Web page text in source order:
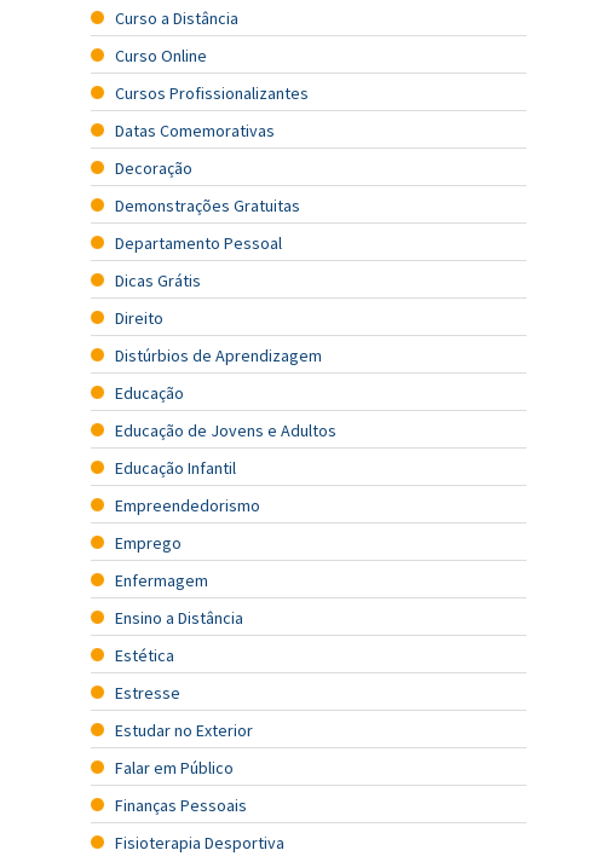
Curso a Distância
Curso Online
Cursos Profissionalizantes
Datas Comemorativas
Decoração
Demonstrações Gratuitas
Departamento Pessoal
Dicas Grátis
Direito
Distúrbios de Aprendizagem
Educação
Educação de Jovens e Adultos
Educação Infantil
Empreendedorismo
Emprego
Enfermagem
Ensino a Distância
Estética
Estresse
Estudar no Exterior
Falar em Público
Finanças Pessoais
Fisioterapia Desportiva